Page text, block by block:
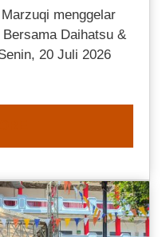
menggelar
Daihatsu &
20 Juli 2026